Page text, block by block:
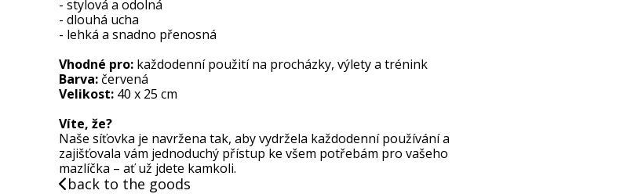
- stylová a odolná
- dlouhá ucha
- lehká a snadno přenosná
Vhodné pro:každodenní použití na procházky, výlety a trénink
Barva:červená
Velikost:40 x 25 cm
Víte, že?
Naše síťovka je navržena tak, aby vydržela každodenní používání a
zajišťovala vám jednoduchý přístup ke všem potřebám pro vašeho
mazlíčka – ať už jdete kamkoli.
back to the goods